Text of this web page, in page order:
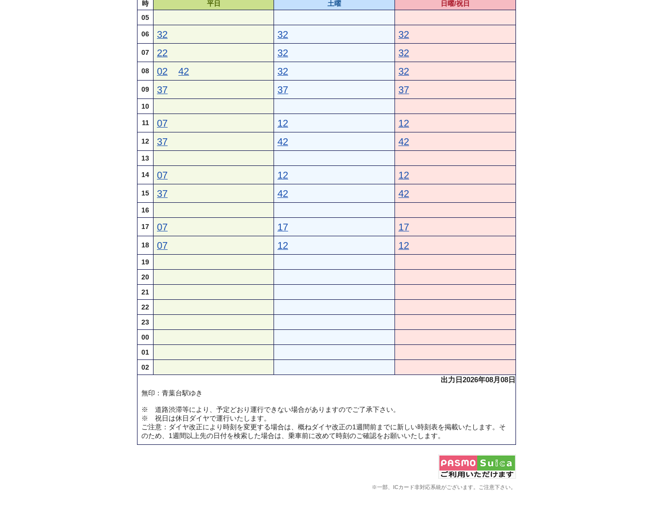
時 平日 土曜
日曜/祝日
05
06 32 32 32
07 22 32 32
08 02 42 32 32
09 37 37 37
10
11 07 12 12
12 37 42 42
13
14 07 12 12
15 37 42 42
16
17 07 17 17
18 07 12 12
19
20
21
22
23
00
01
02
出力日2026年08月08日
無印：青葉台駅ゆき
※ 道路渋滞等により、予定どおり運行できない場合がありますのでご了承下さい。
※ 祝日は休日ダイヤで運行いたします。
ご注意：ダイヤ改正により時刻を変更する場合は、概ねダイヤ改正の1週間前までに新しい時刻表を掲載いたします。そ
のため、1週間以上先の日付を検索した場合は、乗車前に改めて時刻のご確認をお願いいたします。
※一部、ICカード非対応系統がございます。ご注意下さい。